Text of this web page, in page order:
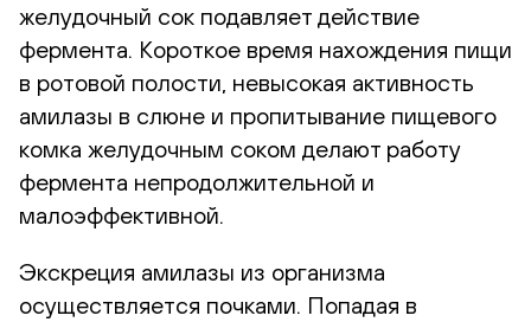
желудочный сок подавляет действие
фермента. Короткое время нахождения пищи
в ротовой полости, невысокая активность
амилазы в слюне и пропитывание пищевого
комка желудочным соком делают работу
фермента непродолжительной и
малоэффективной.
Экскреция амилазы из организма
осуществляется почками. Попадая в